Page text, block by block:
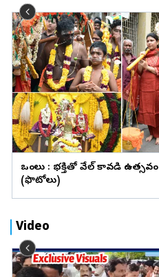
ఒంగోలు : భక్తితో వేల్ కావడి ఉత్సవం
(ఫొటోలు)
Video